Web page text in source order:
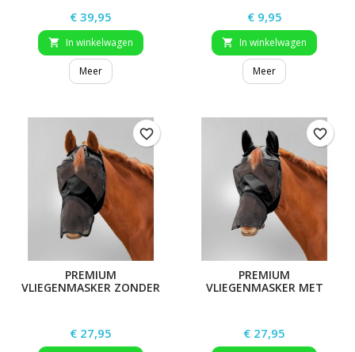
Prijs
€ 39,95
 In winkelwagen
Meer
Prijs
€ 9,95
 In winkelwagen
Meer
PREMIUM
VLIEGENMASKER ZONDER
Prijs
€ 27,95
favorite_border
PREMIUM
VLIEGENMASKER MET
Prijs
€ 27,95
favorite_border